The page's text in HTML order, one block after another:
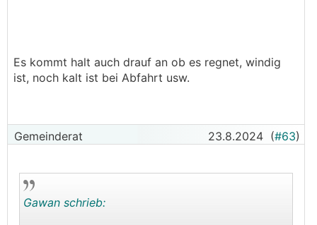
Es kommt halt auch drauf an ob es regnet, windig
ist, noch kalt ist bei Abfahrt usw.
Gemeinderat 23.8.2024 (#63)
Gawan schrieb: